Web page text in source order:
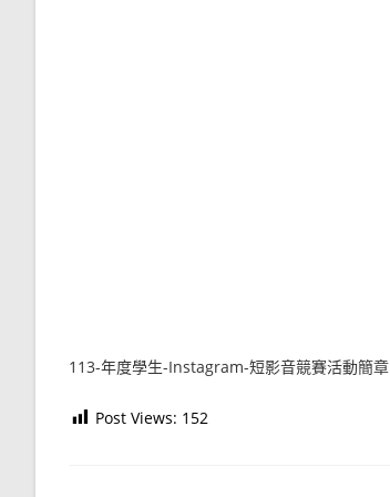
113-年度學生-Instagram-短影音競賽活動簡章
Post Views: 152